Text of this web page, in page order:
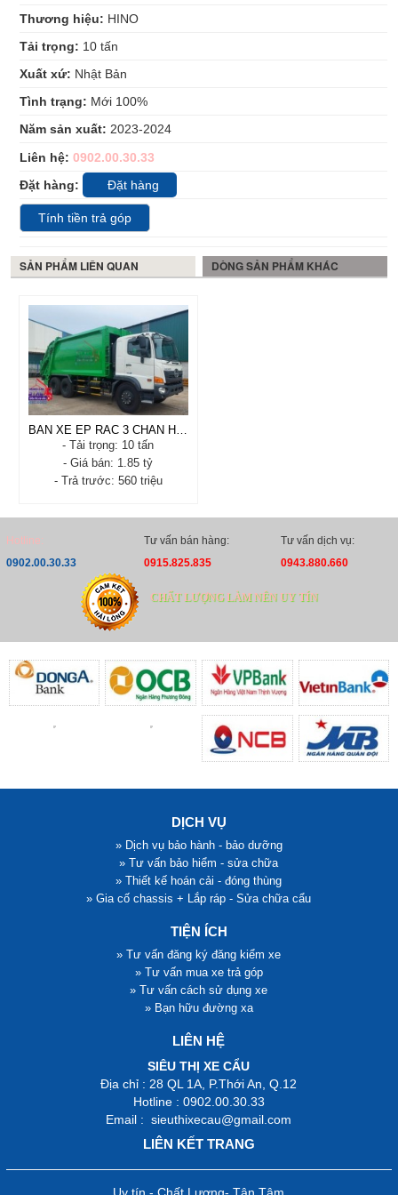
Thương hiệu: HINO
Tải trọng: 10tấn
Xuất xứ: Nhật Bản
Tình trạng: Mới 100%
Năm sản xuất: 2023-2024
Liên hệ: 0902.00.30.33
Đặt hàng:
Đặt hàng
Tính tiền trả góp
SẢN PHẨM LIÊN QUAN DÒNG SẢN PHẨM KHÁC
- Tải trọng: 10 tấn
- Giá bán: 1.85 tỷ
- Trả trước: 560 triệu
HINO FM 22 KHỐI INOX
- Xuất xứ: Nhật Bản - Việt
- Tình trạng: Satxi - Mới
- Năm sản xuất: 2023 -
- Tải trọng: 10 tấn
Xem chi tiết Đặt hàng
Hotline:
0902.00.30.33
Tư vấn bán hàng:
0915.825.835
Tư vấn dịch vụ:
0943.880.660
CHẤT LƯỢNG LÀM NÊN UY TÍN
DỊCH VỤ
» Dịch vụ bảo hành - bảo dưỡng
» Tư vấn bảo hiểm - sửa chữa
» Thiết kế hoán cải - đóng thùng
» Gia cố chassis + Lắp ráp - Sửa chữa cẩu
TIỆN ÍCH
» Tư vấn đăng ký đăng kiểm xe
» Tư vấn mua xe trả góp
» Tư vấn cách sử dụng xe
» Bạn hữu đường xa
LIÊN HỆ
SIÊU THỊ XE CẨU
Địa chỉ : 28 QL 1A, P.Thới An, Q.12
Hotline : 0902.00.30.33
Email : sieuthixecau@gmail.com
LIÊN KẾT TRANG
Uy tín - Chất Lượng- Tận Tâm